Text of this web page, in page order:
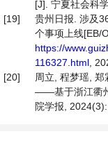
[J]. 宁夏社会科
[19]
贵州日报. 涉及
个事项上线[EB/
https://
116327.html ,
[20]
周立, 程梦瑶,
——基于浙江衢
院学报,